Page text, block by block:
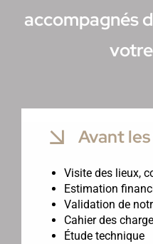
accompagnés
Avant
Visite des lieux,
Estimation
Validation de
Cahier des
Étude technique